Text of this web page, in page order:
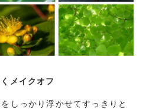
メイクオフ
しっかり浮かせてすっきりと